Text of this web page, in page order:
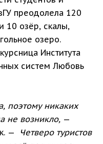
преодолела 120
10 озёр, скалы,
озеро.
Института
систем Любовь
поэтому никаких
не возникло, —
—
Четверо туристов